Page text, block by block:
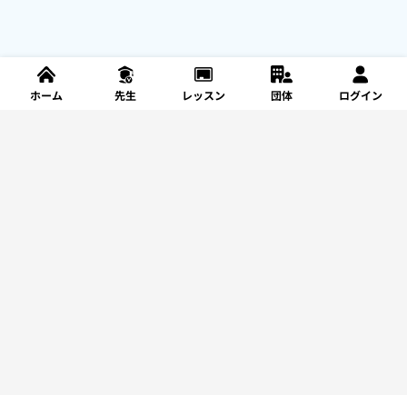
ホーム 先生 レッスン 団体 ログイン